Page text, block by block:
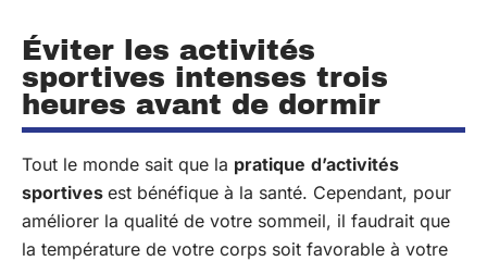
Éviter les activités
sportives intenses trois
heures avant de dormir
Tout le monde sait que la pratique d’activités
sportives est bénéfique à la santé. Cependant, pour
améliorer la qualité de votre sommeil, il faudrait que
la température de votre corps soit favorable à votre